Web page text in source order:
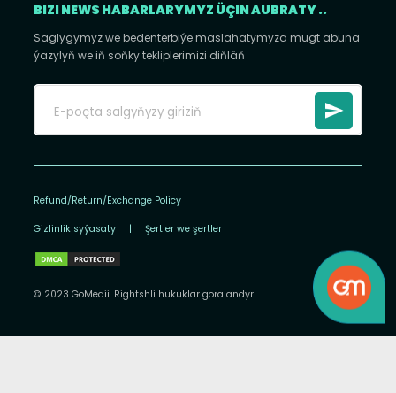
BIZI NEWS HABARLARYMYZ ÜÇIN AUBRATY ..
Saglygymyz we bedenterbiýe maslahatymyza mugt abuna
ýazylyň we iň soňky tekliplerimizi diňläň
Refund/Return/Exchange Policy
Gizlinlik syýasaty | Şertler we şertler
© 2023 GoMedii. Rightshli hukuklar goralandyr